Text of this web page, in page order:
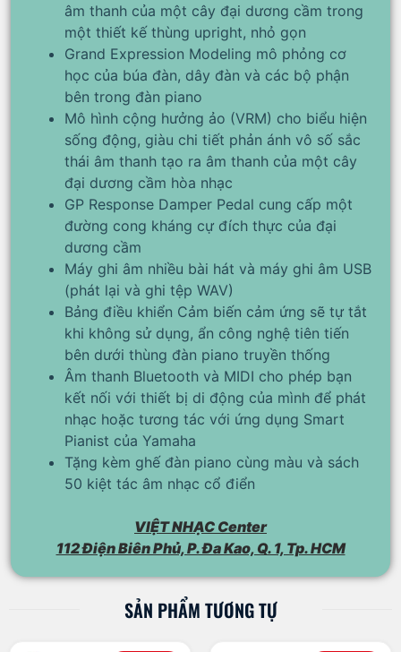
âm thanh của một cây đại dương cầm trong
một thiết kế thùng upright, nhỏ gọn
Grand Expression Modeling mô phỏng cơ
học của búa đàn, dây đàn và các bộ phận
bên trong đàn piano
Mô hình cộng hưởng ảo (VRM) cho biểu hiện
sống động, giàu chi tiết phản ánh vô số sắc
thái âm thanh tạo ra âm thanh của một cây
đại dương cầm hòa nhạc
GP Response Damper Pedal cung cấp một
đường cong kháng cự đích thực của đại
dương cầm
Máy ghi âm nhiều bài hát và máy ghi âm USB
(phát lại và ghi tệp WAV)
Bảng điều khiển Cảm biến cảm ứng sẽ tự tắt
khi không sử dụng, ẩn công nghệ tiên tiến
bên dưới thùng đàn piano truyền thống
Âm thanh Bluetooth và MIDI cho phép bạn
kết nối với thiết bị di động của mình để phát
nhạc hoặc tương tác với ứng dụng Smart
Pianist của Yamaha
Tặng kèm ghế đàn piano cùng màu và sách
50 kiệt tác âm nhạc cổ điển
VIỆT NHẠC Center
112 Điện Biên Phủ, P. Đa Kao, Q. 1, Tp. HCM
SẢN PHẨM TƯƠNG TỰ